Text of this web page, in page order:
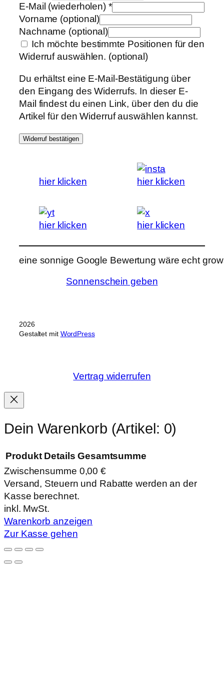
E-Mail (wiederholen) *
Vorname (optional)
Nachname (optional)
Ich möchte bestimmte Positionen für den
Widerruf auswählen. (optional)
Du erhältst eine E-Mail-Bestätigung über
den Eingang des Widerrufs. In dieser E-
Mail findest du einen Link, über den du die
Artikel für den Widerruf auswählen kannst.
Widerruf bestätigen
hier klicken hier klicken
hier klicken hier klicken
eine sonnige Google Bewertung wäre echt
Sonnenschein geben
2026
Gestaltet mit WordPress
Vertrag widerrufen
Dein Warenkorb (Artikel: 0)
Produkte
im
Warenkorb
Produkt Details Gesamtsumme
Zwischensumme 0,00 €
Versand, Steuern und Rabatte werden an der
Kasse berechnet.
inkl. MwSt.
Warenkorb anzeigen
Zur Kasse gehen